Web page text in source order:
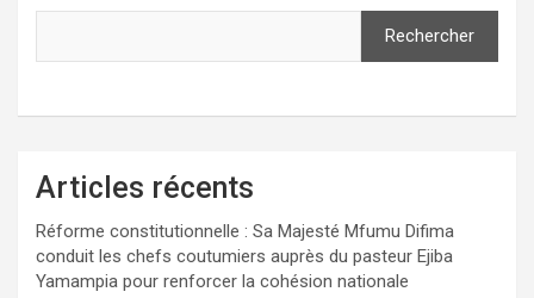
Rechercher
Articles récents
Réforme constitutionnelle : Sa Majesté Mfumu Difima
conduit les chefs coutumiers auprès du pasteur Ejiba
Yamampia pour renforcer la cohésion nationale